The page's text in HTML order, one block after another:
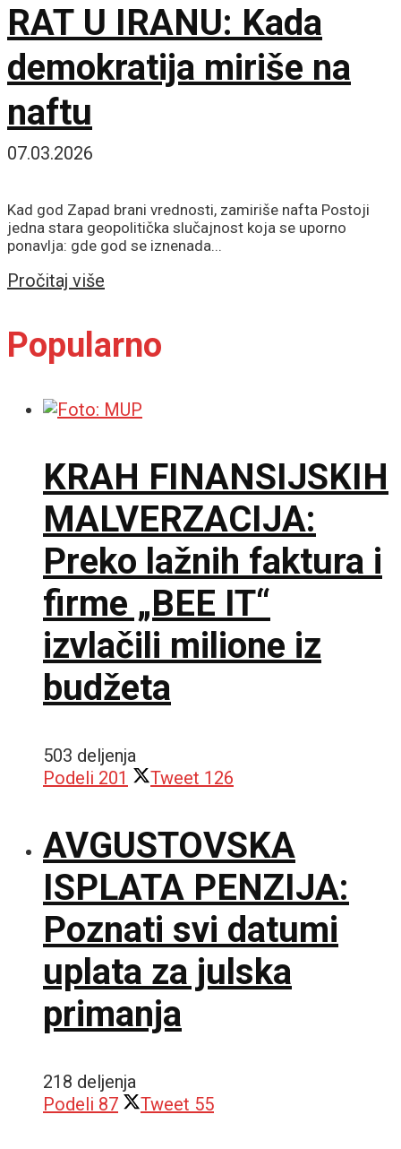
RAT U IRANU: Kada
demokratija miriše na
naftu
07.03.2026
Kad god Zapad brani vrednosti, zamiriše nafta Postoji
jedna stara geopolitička slučajnost koja se uporno
ponavlja: gde god se iznenada...
Pročitaj više
Popularno
KRAH FINANSIJSKIH
MALVERZACIJA:
Preko lažnih faktura i
firme „BEE IT“
izvlačili milione iz
budžeta
503 deljenja
Podeli 201 Tweet 126
AVGUSTOVSKA
ISPLATA PENZIJA:
Poznati svi datumi
uplata za julska
primanja
218 deljenja
Podeli 87 Tweet 55